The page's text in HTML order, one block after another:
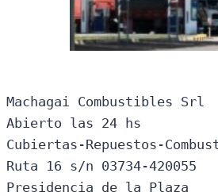
Machagai Combustibles Srl
Abierto las 24 hs
Cubiertas-Repuestos-
Ruta 16 s/n 03734-420055
Presidencia de la Plaza